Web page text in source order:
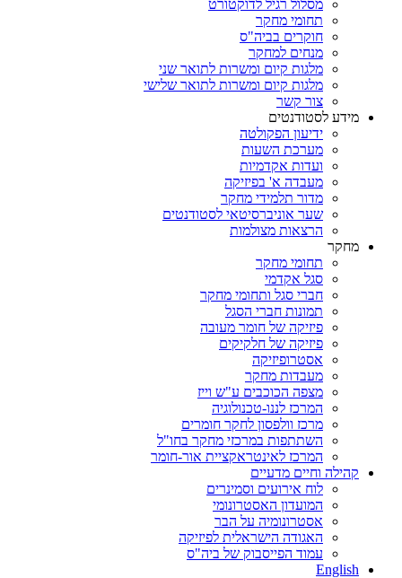
מסלול רגיל לדוקטורט
תחומי מחקר
חוקרים בביה"ס
מנחים למחקר
מלגות קיום ומשרות לתואר שני
מלגות קיום ומשרות לתואר שלישי
צור קשר
מידע לסטודנטים
ידיעון הפקולטה
מערכת השעות
ועדות אקדמיות
מעבדה א' בפיזיקה
מדור תלמידי מחקר
שער אוניברסיטאי לסטודנטים
הרצאות מצולמות
מחקר
תחומי מחקר
סגל אקדמי
חברי סגל ותחומי מחקר
תמונות חברי הסגל
פיזיקה של חומר מעובה
פיזיקה של חלקיקים
אסטרופיזיקה
מעבדות מחקר
מצפה הכוכבים ע"ש וייז
המרכז לננו-טכנולוגיה
מרכז וולפסון לחקר חומרים
השתתפות במרכזי מחקר בחו"ל
המרכז לאינטראקציית אור-חומר
קהילה וחיים מדעיים
לוח אירועים וסמינרים
המועדון האסטרונומי
אסטרונומיה על הבר
האגודה הישראלית לפיזיקה
עמוד הפייסבוק של ביה"ס
English